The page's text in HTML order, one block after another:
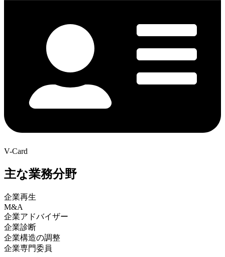
V-Card
主な業務分野
企業再生
M&A
企業アドバイザー
企業診断
企業構造の調整
企業専門委員